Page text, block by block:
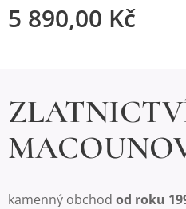
5 890,00 Kč
kamenný obchod od roku